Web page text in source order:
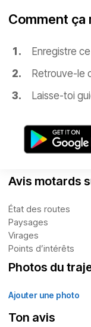
Comment ça
Enregistre
Retrouve-le
Laisse-toi
Avis motards
État des routes
Paysages
Virages
Points d’intérêts
Photos du
Ajouter une photo
Ton avis